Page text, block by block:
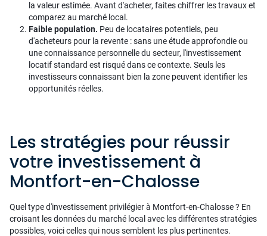
la valeur estimée. Avant d'acheter, faites chiffrer les travaux et
comparez au marché local.
Faible population. Peu de locataires potentiels, peu
d'acheteurs pour la revente : sans une étude approfondie ou
une connaissance personnelle du secteur, l'investissement
locatif standard est risqué dans ce contexte. Seuls les
investisseurs connaissant bien la zone peuvent identifier les
opportunités réelles.
Les stratégies pour réussir
votre investissement à
Montfort-en-Chalosse
Quel type d'investissement privilégier à Montfort-en-Chalosse ? En
croisant les données du marché local avec les différentes stratégies
possibles, voici celles qui nous semblent les plus pertinentes.